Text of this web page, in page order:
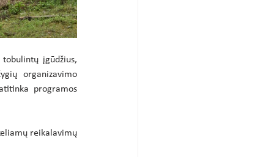
įgūdžius,
organizavimo
programos
reikalavimų